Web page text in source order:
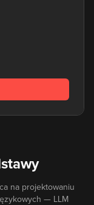
na projektowaniu
— LLM